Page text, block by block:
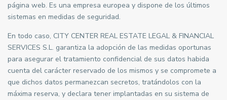
página web. Es una empresa europea y dispone de los últimos
sistemas en medidas de seguridad.
En todo caso, CITY CENTER REAL ESTATE LEGAL & FINANCIAL
SERVICES S.L. garantiza la adopción de las medidas oportunas
para asegurar el tratamiento confidencial de sus datos habida
cuenta del carácter reservado de los mismos y se compromete a
que dichos datos permanezcan secretos, tratándolos con la
máxima reserva, y declara tener implantadas en su sistema de